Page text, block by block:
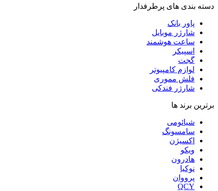
دسته بندی های پرطرفدار
پاور بانک
شارژر موبایل
ساعت هوشمند
اسپیکر
گجت
لوازم کامپیوتر
فلش مموری
شارژر فندکی
برترین برند ها
شیائومی
سامسونگ
اکسیژن
ویکو
هادرون
نوکیا
پرووان
QCY